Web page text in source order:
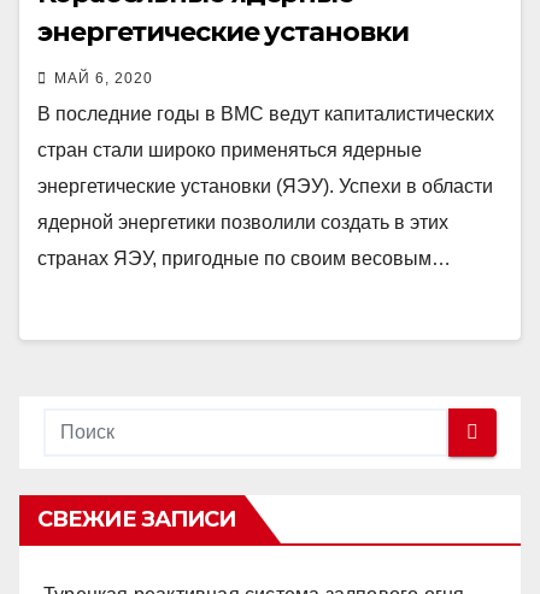
энергетические установки
МАЙ 6, 2020
В последние годы в ВМС ведут капиталистических
стран стали широко применяться ядерные
энергетические установки (ЯЭУ). Успехи в области
ядерной энергетики позволили создать в этих
странах ЯЭУ, пригодные по своим весовым…
СВЕЖИЕ ЗАПИСИ